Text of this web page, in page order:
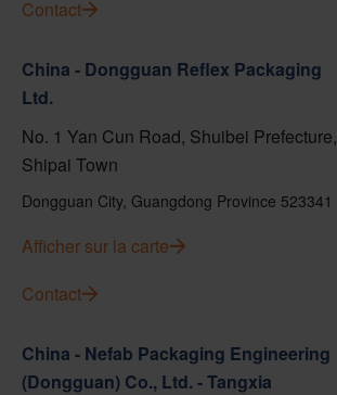
Contact
China - Dongguan Reflex Packaging
Ltd.
No. 1 Yan Cun Road, Shuibei Prefecture,
Shipai Town
Dongguan City, Guangdong Province 523341
Afficher sur la carte
Contact
China - Nefab Packaging Engineering
(Dongguan) Co., Ltd. - Tangxia